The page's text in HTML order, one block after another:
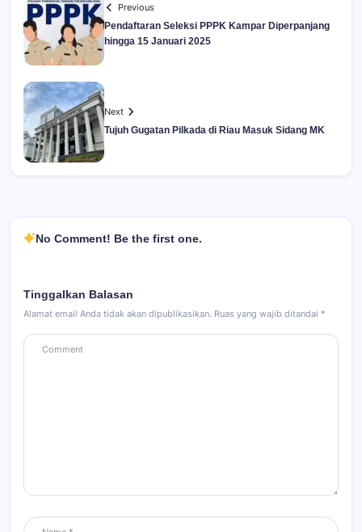
Previous
Pendaftaran Seleksi PPPK Kampar Diperpanjang
hingga 15 Januari 2025
Next
Tujuh Gugatan Pilkada di Riau Masuk Sidang MK
No Comment! Be the first one.
Tinggalkan Balasan
Alamat email Anda tidak akan dipublikasikan. Ruas yang wajib ditandai *